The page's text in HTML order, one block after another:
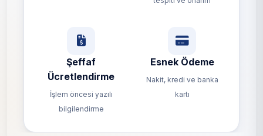
Şeffaf
Ücretlendirme
İşlem öncesi yazılı
bilgilendirme
Esnek Ödeme
Nakit, kredi ve banka
kartı